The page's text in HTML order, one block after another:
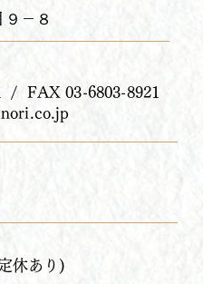
－８​
/ FAX 03-6803-8921
休あり)